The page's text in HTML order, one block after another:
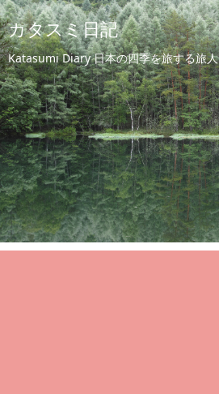
カタスミ日記
Katasumi Diary 日本の四季を旅する旅人